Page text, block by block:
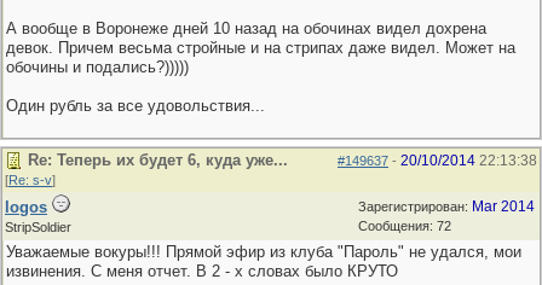
А вообще в Воронеже дней 10 назад на обочинах видел дохрена
девок. Причем весьма стройные и на стрипах даже видел. Может на
обочины и подались?)))))
Один рубль за все удовольствия...
#149637 - 20/10/2014 22:13:38
Re: Теперь их будет 6, куда уже...
[Re: s-v]
Зарегистрирован: Mar 2014
Сообщения: 72
logos
StripSoldier
Уважаемые вокуры!!! Прямой эфир из клуба "Пароль" не удался, мои
извинения. С меня отчет. В 2 - х словах было КРУТО